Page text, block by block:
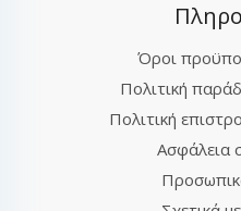
Όροι
Πολιτική
Πολιτική
Ασφάλεια